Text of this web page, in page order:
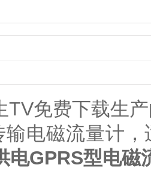
TV免费下载生
电磁流量计
电GPRS型电磁